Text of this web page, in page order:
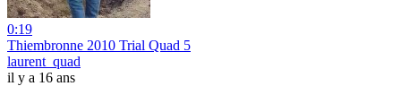
0:19
Thiembronne 2010 Trial Quad 5
laurent_quad
il y a 16 ans